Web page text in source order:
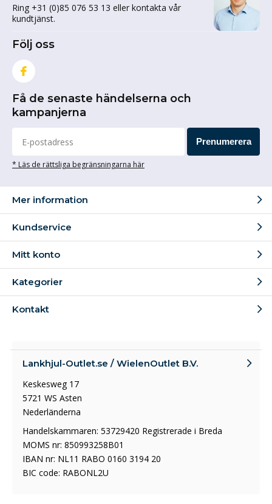
Ring +31 (0)85 076 53 13 eller kontakta vår
kundtjänst.
Följ oss
Få de senaste händelserna och
kampanjerna
Prenumerera
* Läs de rättsliga begränsningarna här
Mer information
Kundservice
Mitt konto
Kategorier
Kontakt
Lankhjul-Outlet.se / WielenOutlet B.V.
Keskesweg 17
5721 WS Asten
Nederländerna
Handelskammaren: 53729420 Registrerade i Breda
MOMS nr: 850993258B01
IBAN nr: NL11 RABO 0160 3194 20
BIC code: RABONL2U